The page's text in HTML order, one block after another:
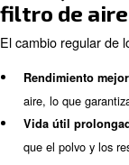
Los filtros del
de proteger el
compresor, lo
aire con
tendrá una vida